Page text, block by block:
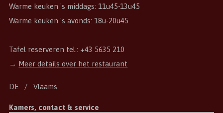
Warme keuken 's middags: 11u45-13u45
Warme keuken 's avonds: 18u-20u45
Tafel reserveren tel.: +43 5635 210
→ Meer details over het restaurant
DE Vlaams
Kamers, contact & service